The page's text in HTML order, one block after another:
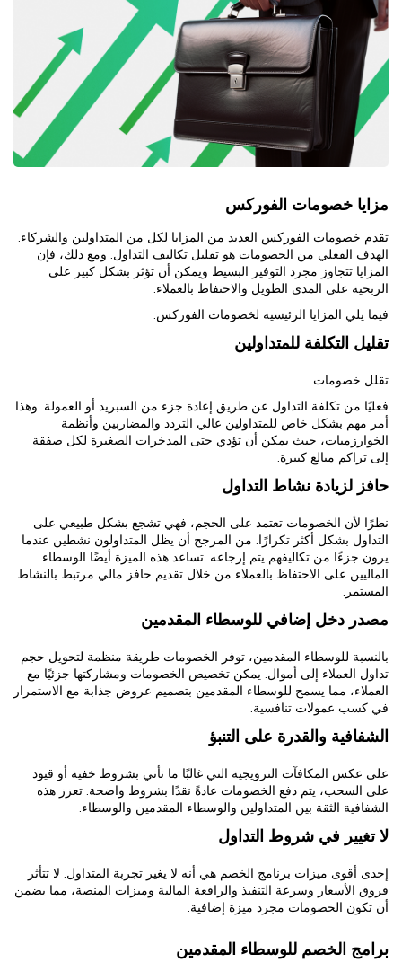
مزايا خصومات الفوركس
تقدم خصومات الفوركس العديد من المزايا لكل من المتداولين والشركاء.
الهدف الفعلي من الخصومات هو تقليل تكاليف التداول. ومع ذلك، فإن
المزايا تتجاوز مجرد التوفير البسيط ويمكن أن تؤثر بشكل كبير على
الربحية على المدى الطويل والاحتفاظ بالعملاء.
فيما يلي المزايا الرئيسية لخصومات الفوركس:
تقليل التكلفة للمتداولين
تقلل خصومات
فعليًا من تكلفة التداول عن طريق إعادة جزء من السبريد أو العمولة. وهذا
أمر مهم بشكل خاص للمتداولين عالي التردد والمضاربين وأنظمة
الخوارزميات، حيث يمكن أن تؤدي حتى المدخرات الصغيرة لكل صفقة
إلى تراكم مبالغ كبيرة.
حافز لزيادة نشاط التداول
نظرًا لأن الخصومات تعتمد على الحجم، فهي تشجع بشكل طبيعي على
التداول بشكل أكثر تكرارًا. من المرجح أن يظل المتداولون نشطين عندما
يرون جزءًا من تكاليفهم يتم إرجاعه. تساعد هذه الميزة أيضًا الوسطاء
الماليين على الاحتفاظ بالعملاء من خلال تقديم حافز مالي مرتبط بالنشاط
المستمر.
مصدر دخل إضافي للوسطاء المقدمين
بالنسبة للوسطاء المقدمين، توفر الخصومات طريقة منظمة لتحويل حجم
تداول العملاء إلى أموال. يمكن تخصيص الخصومات ومشاركتها جزئيًا مع
العملاء، مما يسمح للوسطاء المقدمين بتصميم عروض جذابة مع الاستمرار
في كسب عمولات تنافسية.
الشفافية والقدرة على التنبؤ
على عكس المكافآت الترويجية التي غالبًا ما تأتي بشروط خفية أو قيود
على السحب، يتم دفع الخصومات عادةً نقدًا بشروط واضحة. تعزز هذه
الشفافية الثقة بين المتداولين والوسطاء المقدمين والوسطاء.
لا تغيير في شروط التداول
إحدى أقوى ميزات برنامج الخصم هي أنه لا يغير تجربة المتداول. لا تتأثر
فروق الأسعار وسرعة التنفيذ والرافعة المالية وميزات المنصة، مما يضمن
أن تكون الخصومات مجرد ميزة إضافية.
برامج الخصم للوسطاء المقدمين